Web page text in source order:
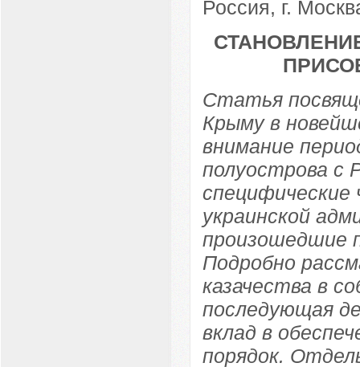
Россия, г.
Статья
Крыму в
внимание
полуострова с
специфические
украинской
произошедшие
Подробно
казачества в
последующая
вклад в
порядок.